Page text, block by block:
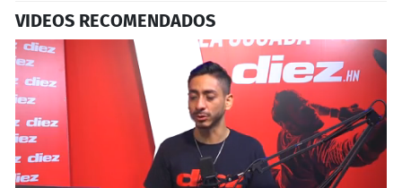
VIDEOS RECOMENDADOS